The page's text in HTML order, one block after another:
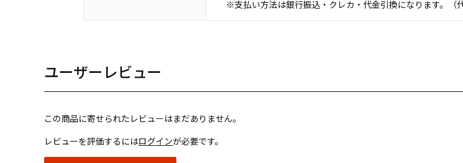
※支払い方法は銀行振込・クレカ・代金引換になります。（
ユーザーレビュー
この商品に寄せられたレビューはまだありません。
レビューを評価するにはログインが必要です。